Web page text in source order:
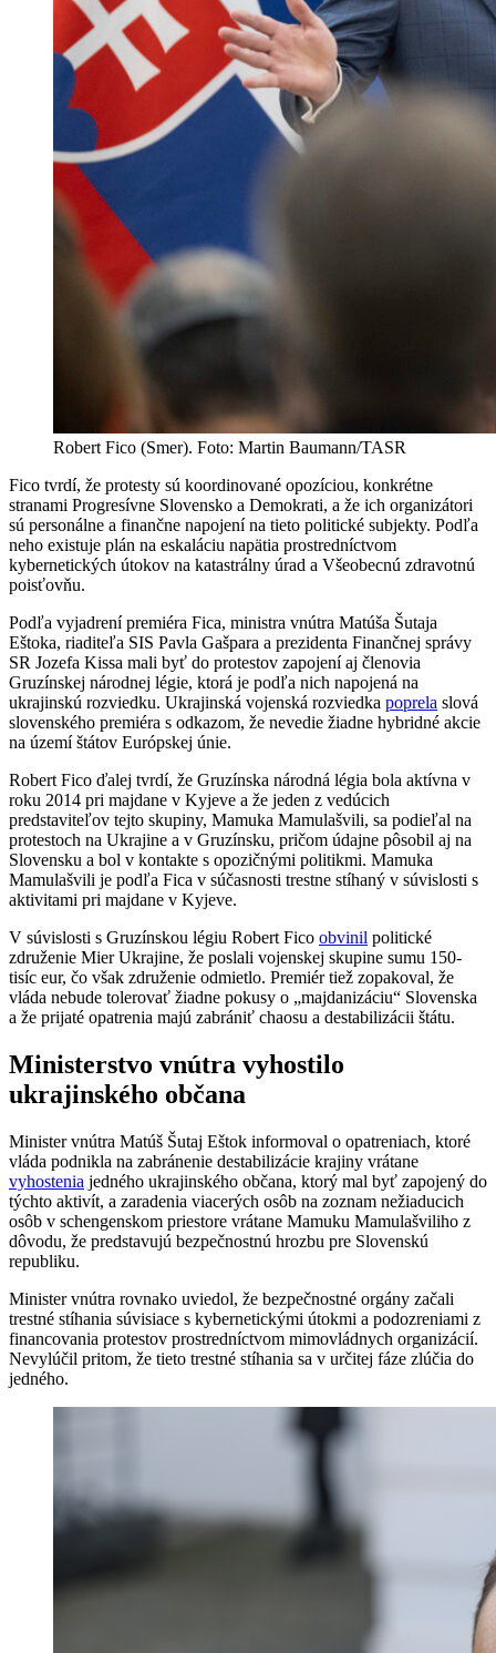
Robert Fico (Smer). Foto: Martin Baumann/TASR
Fico tvrdí, že protesty sú koordinované opozíciou, konkrétne
stranami Progresívne Slovensko a Demokrati, a že ich organizátori
sú personálne a finančne napojení na tieto politické subjekty. Podľa
neho existuje plán na eskaláciu napätia prostredníctvom
kybernetických útokov na katastrálny úrad a Všeobecnú zdravotnú
poisťovňu.
Podľa vyjadrení premiéra Fica, ministra vnútra Matúša Šutaja
Eštoka, riaditeľa SIS Pavla Gašpara a prezidenta Finančnej správy
SR Jozefa Kissa mali byť do protestov zapojení aj členovia
Gruzínskej národnej légie, ktorá je podľa nich napojená na
ukrajinskú rozviedku. Ukrajinská vojenská rozviedka poprela slová
slovenského premiéra s odkazom, že nevedie žiadne hybridné akcie
na území štátov Európskej únie.
Robert Fico ďalej tvrdí, že Gruzínska národná légia bola aktívna v
roku 2014 pri majdane v Kyjeve a že jeden z vedúcich
predstaviteľov tejto skupiny, Mamuka Mamulašvili, sa podieľal na
protestoch na Ukrajine a v Gruzínsku, pričom údajne pôsobil aj na
Slovensku a bol v kontakte s opozičnými politikmi. Mamuka
Mamulašvili je podľa Fica v súčasnosti trestne stíhaný v súvislosti s
aktivitami pri majdane v Kyjeve.
V súvislosti s Gruzínskou légiu Robert Fico obvinil politické
združenie Mier Ukrajine, že poslali vojenskej skupine sumu 150-
tisíc eur, čo však združenie odmietlo. Premiér tiež zopakoval, že
vláda nebude tolerovať žiadne pokusy o „majdanizáciu“ Slovenska
a že prijaté opatrenia majú zabrániť chaosu a destabilizácii štátu.
Ministerstvo vnútra vyhostilo
ukrajinského občana
Minister vnútra Matúš Šutaj Eštok informoval o opatreniach, ktoré
vláda podnikla na zabránenie destabilizácie krajiny vrátane
vyhostenia jedného ukrajinského občana, ktorý mal byť zapojený do
týchto aktivít, a zaradenia viacerých osôb na zoznam nežiaducich
osôb v schengenskom priestore vrátane Mamuku Mamulašviliho z
dôvodu, že predstavujú bezpečnostnú hrozbu pre Slovenskú
republiku.
Minister vnútra rovnako uviedol, že bezpečnostné orgány začali
trestné stíhania súvisiace s kybernetickými útokmi a podozreniami z
financovania protestov prostredníctvom mimovládnych organizácií.
Nevylúčil pritom, že tieto trestné stíhania sa v určitej fáze zlúčia do
jedného.